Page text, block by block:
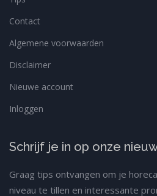
Contact
Algemene voorwaarden
Disclaimer
Nieuwe account
Inloggen
Schrijf je in op onze
Graag tips ontvangen om je
niveau te tillen en interessante